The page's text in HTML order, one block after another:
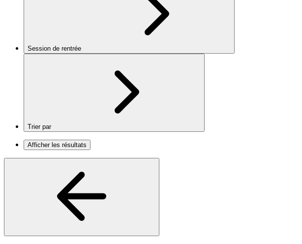
Session de rentrée
Trier par
Afficher les résultats